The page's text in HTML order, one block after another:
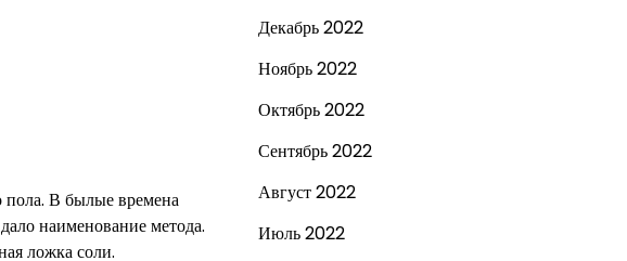
пола. В былые времена
наименование метода.
ложка соли.
Декабрь 2022
Ноябрь 2022
Октябрь 2022
Сентябрь 2022
Август 2022
Июль 2022